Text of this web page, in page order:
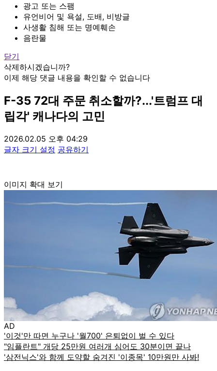
광고 또는 스팸
유언비어 및 욕설, 도배, 비방글
사생활 침해 또는 명예훼손
음란물
닫기
삭제하시겠습니까?
이제 해당 댓글 내용을 확인할 수 없습니다
F-35 72대 주문 취소할까?...'트럼프 대
립각' 캐나다의 고민
2026.02.05 오후 04:29
글자 크기 설정 공유하기
이미지 확대 보기
AD